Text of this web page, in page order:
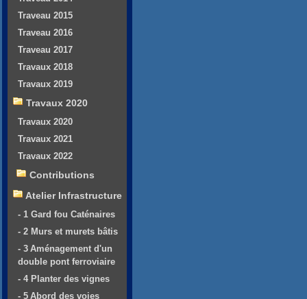
Traveau 2015
Traveau 2016
Traveau 2017
Travaux 2018
Travaux 2019
Travaux 2020
Travaux 2020
Travaux 2021
Travaux 2022
Contributions
Atelier Infrastructure
- 1 Gard fou Caténaires
- 2 Murs et murets bâtis
- 3 Aménagement d'un
double pont ferroviaire
- 4 Planter des vignes
- 5 Abord des voies